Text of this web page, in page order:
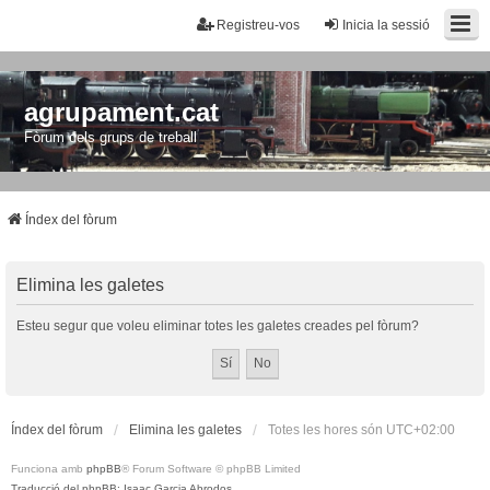
Inicia la sessió
Registreu-vos
agrupament.cat
Fòrum dels grups de treball
Índex del fòrum
Elimina les galetes
Esteu segur que voleu eliminar totes les galetes creades pel fòrum?
Índex del fòrum Elimina les galetes Totes les hores són UTC+02:00
Funciona amb phpBB® Forum Software © phpBB Limited